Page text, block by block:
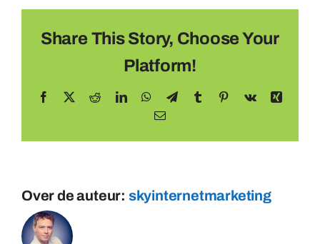
Share This Story, Choose Your
Platform!
Facebook RedditLinkedInWhatsApp
TelegramTumblr Pinterest
Vk
Xing
E-
Over de auteur: skyinternetmarketing